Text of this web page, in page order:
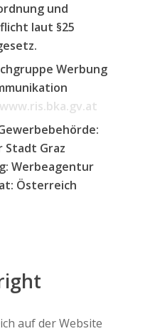
und
laut §25
Werbung
www.ris.bka.gv.at
Stadt Graz
Werbeagentur
Österreich
auf der Website